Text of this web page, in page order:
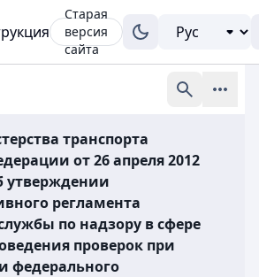
Старая
версия
сайта
транспорта
от 26 апреля 2012
утверждении
регламента
по надзору в сфере
проверок при
федерального